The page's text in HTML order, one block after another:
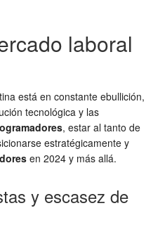
laboral
está en constante ebullición,
tecnológica y las
, estar al tanto de
estratégicamente y
en 2024 y más allá.
y escasez de